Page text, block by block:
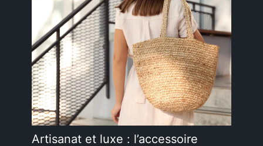
Artisanat et luxe : l’accessoire